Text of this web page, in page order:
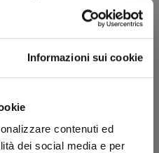
Informazioni sui cookie
contenuti ed
dei social media e per
manga e del fumetto
2025 REGOLAMENTO
momento di svelare le
firme degli autori Star